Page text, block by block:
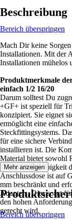
Beschreibung
Bereich überspringen
Mach Dir keine
Installationen. Mit der
Installationen mühelos
Produktmerkmale
einfach 1/2 16/20
Darum solltest Du
+GF+ ist speziell für
konzipiert. Sie eignet
ermöglicht eine
Steckfittingsystems.
für eine sichere
installieren ist. Die
Material bietet sowohl
was die Langlebigkeit
Anschlussdose ist auf
mm beschränkt und
Adapters. Dies sorgt
den hohen
gerecht wird.
Mehr anzeigen
Bereich überspringen